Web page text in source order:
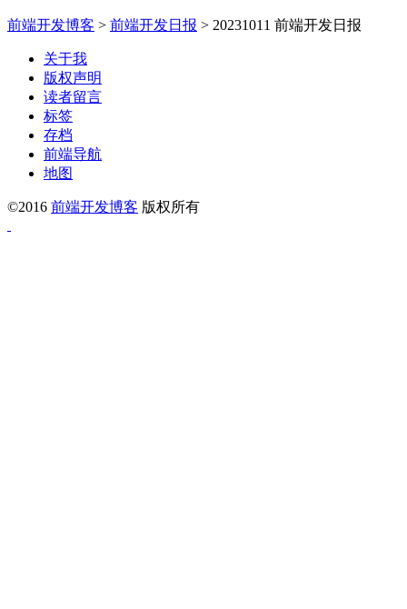
前端开发博客 > 前端开发日报 > 20231011 前端开发日报
关于我
版权声明
读者留言
标签
存档
前端导航
地图
©2016 前端开发博客 版权所有